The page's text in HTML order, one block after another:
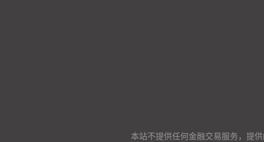
本站不提供任何金融交易服务，提